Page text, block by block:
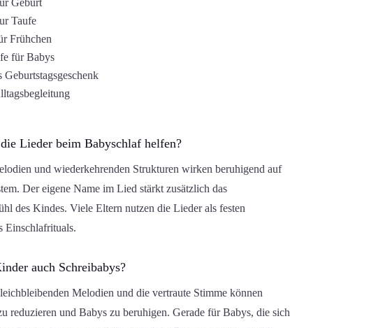
Geburt
Taufe
Frühchen
für Babys
Geburtstagsgeschenk
Lieder beim Babyschlaf helfen?
und wiederkehrenden Strukturen wirken beruhigend auf
Der eigene Name im Lied stärkt zusätzlich das
des Kindes. Viele Eltern nutzen die Lieder als festen
Einschlafrituals.
auch Schreibabys?
Melodien und die vertraute Stimme können
reduzieren und Babys zu beruhigen. Gerade für Babys, die sich